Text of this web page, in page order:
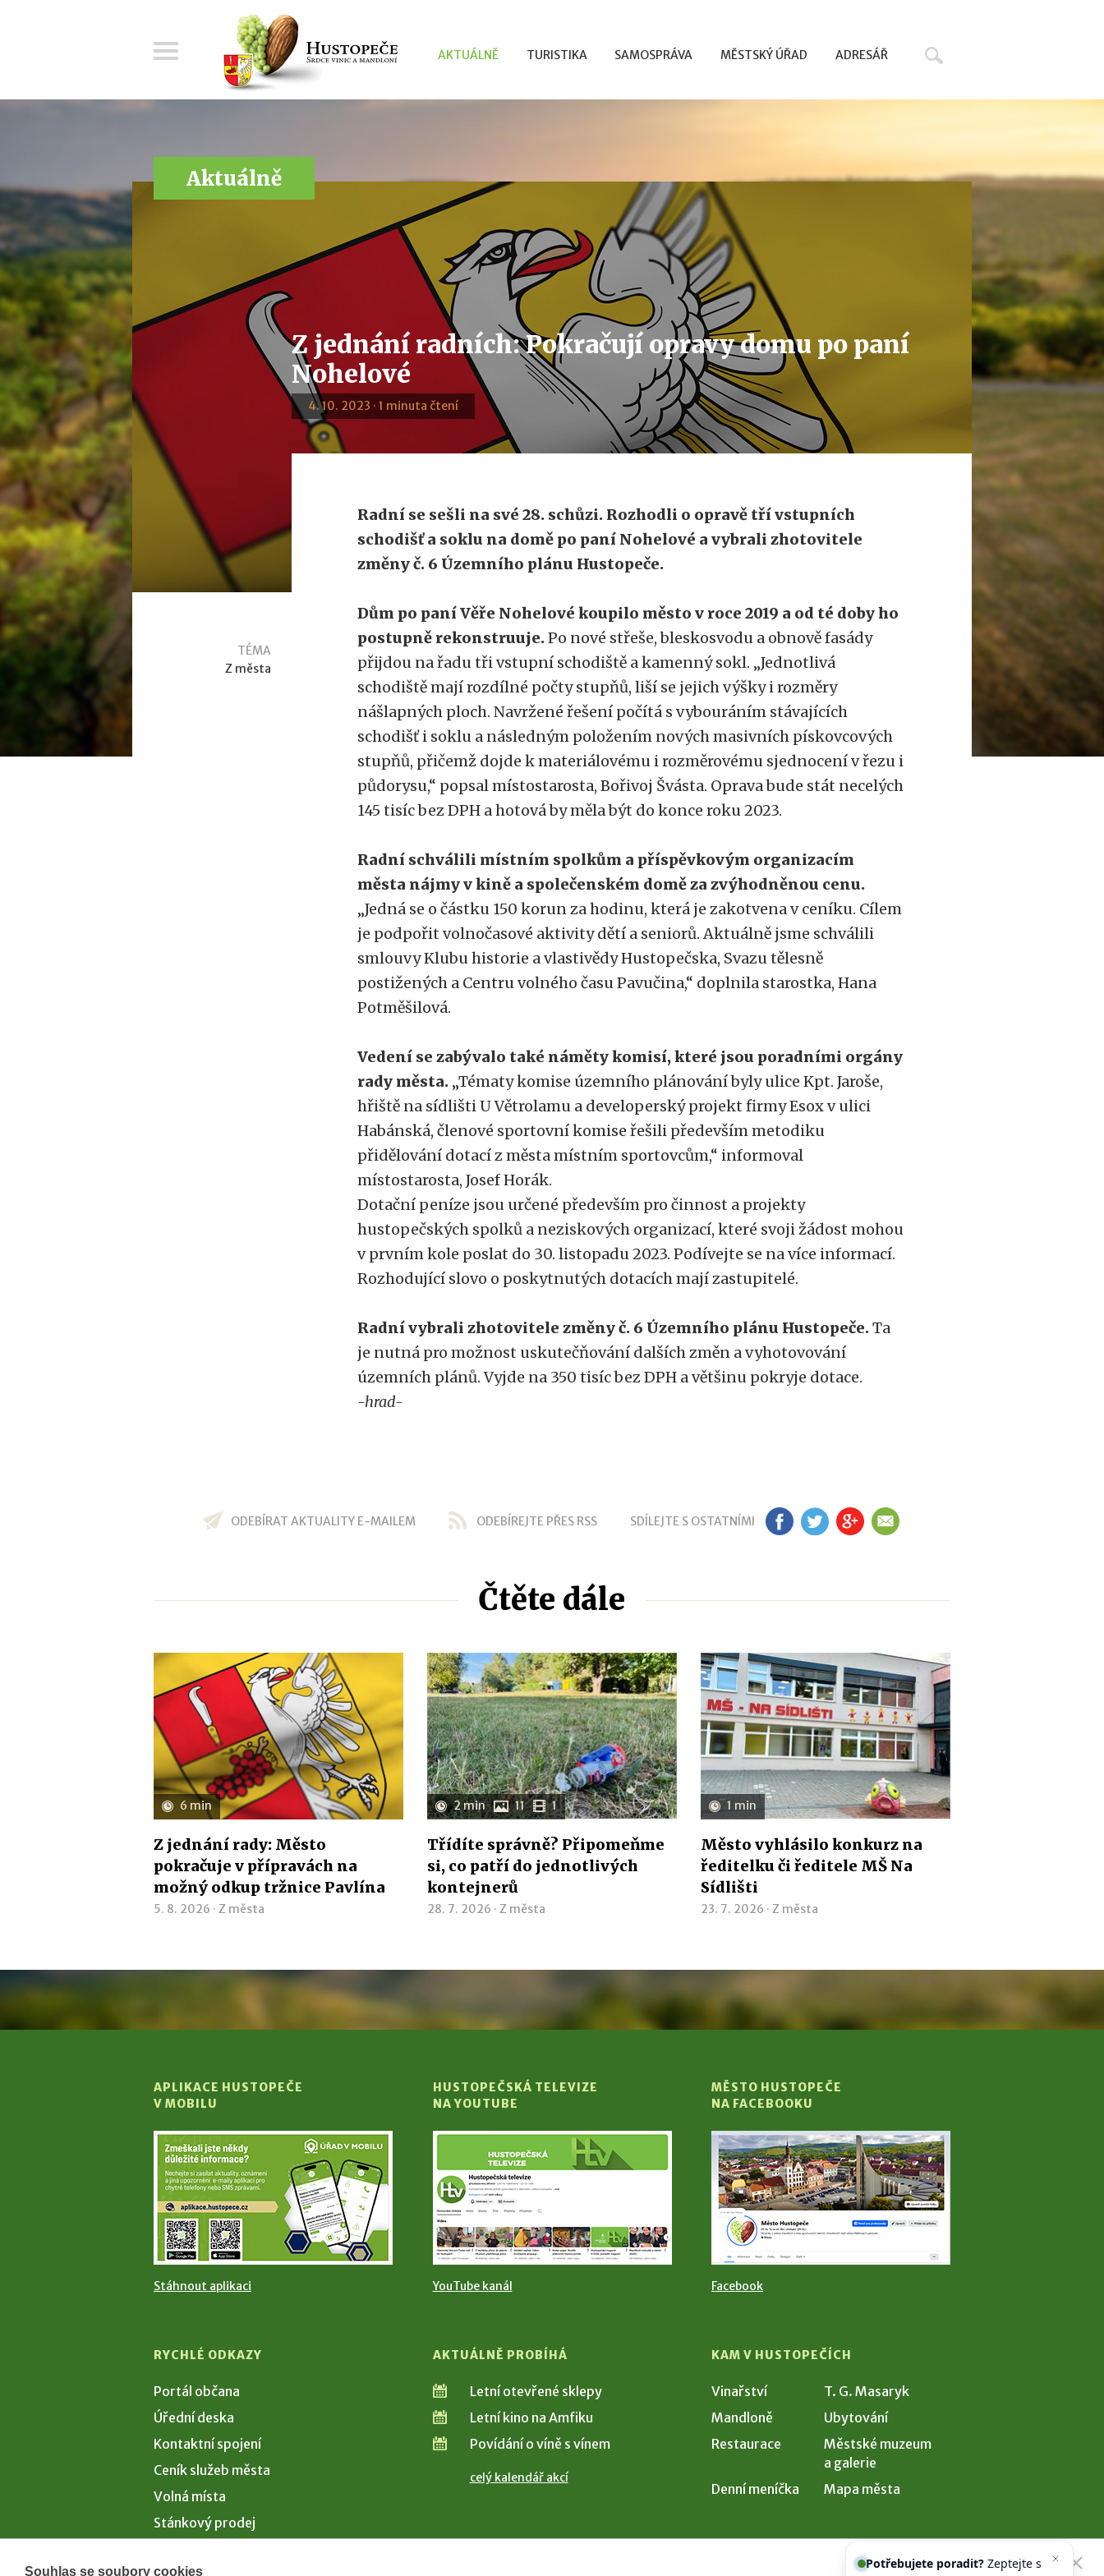
AKTUÁLNĚ TURISTIKA SAMOSPRÁVA MĚSTSKÝ ÚŘAD ADRESÁŘ
Aktuálně
Z jednání radních: Pokračují opravy domu po paní
Nohelové
4. 10. 2023 · 1 minuta čtení
TÉMA
Z města
Radní se sešli na své 28. schůzi. Rozhodli o opravě tří vstupních
schodišť a soklu na domě po paní Nohelové a vybrali zhotovitele
změny č. 6 Územního plánu Hustopeče.
Dům po paní Věře Nohelové koupilo město v roce 2019 a od té doby ho
postupně rekonstruuje.Po nové střeše, bleskosvodu a obnově fasády
přijdou na řadu tři vstupní schodiště a kamenný sokl. „Jednotlivá
schodiště mají rozdílné počty stupňů, liší se jejich výšky i rozměry
nášlapných ploch. Navržené řešení počítá s vybouráním stávajících
schodišť i soklu a následným položením nových masivních pískovcových
stupňů, přičemž dojde k materiálovému i rozměrovému sjednocení v řezu i
půdorysu,“ popsal místostarosta, Bořivoj Švásta. Oprava bude stát necelých
145 tisíc bez DPH a hotová by měla být do konce roku 2023.
Radní schválili místním spolkům a příspěvkovým organizacím
města nájmy v kině a společenském domě za zvýhodněnou cenu.
„Jedná se o částku 150 korun za hodinu, která je zakotvena v ceníku. Cílem
je podpořit volnočasové aktivity dětí a seniorů. Aktuálně jsme schválili
smlouvy Klubu historie a vlastivědy Hustopečska, Svazu tělesně
postižených a Centru volného času Pavučina,“ doplnila starostka, Hana
Potměšilová.
Vedení se zabývalo také náměty komisí, které jsou poradními orgány
rady města. „Tématy komise územního plánování byly ulice Kpt. Jaroše,
hřiště na sídlišti U Větrolamu a developerský projekt firmy Esox v ulici
Habánská, členové sportovní komise řešili především metodiku
přidělování dotací z města místním sportovcům,“ informoval
místostarosta, Josef Horák.
Dotační peníze jsou určené především pro činnost a projekty
hustopečských spolků a neziskových organizací, které svoji žádost mohou
v prvním kole poslat do 30. listopadu 2023. Podívejte se na více informací.
Rozhodující slovo o poskytnutých dotacích mají zastupitelé.
Radní vybrali zhotovitele změny č. 6 Územního plánu Hustopeče.Ta
je nutná pro možnost uskutečňování dalších změn a vyhotovování
územních plánů. Vyjde na 350 tisíc bez DPH a většinu pokryje dotace.
-hrad-
ODEBÍRAT AKTUALITY E-MAILEM ODEBÍREJTE PŘES RSS SDÍLEJTE S OSTATNÍMI FB TW GP EM
Čtěte dále
6 min
Z jednání rady: Město
pokračuje v přípravách na
možný odkup tržnice Pavlína
5. 8. 2026 · Z města
2 min 11 1
Třídíte správně? Připomeňme
si, co patří do jednotlivých
kontejnerů
28. 7. 2026 ·Z města
1 min
Město vyhlásilo konkurz na
ředitelku či ředitele MŠ Na
Sídlišti
23. 7. 2026 ·Z města
APLIKACE HUSTOPEČE
V MOBILU
Stáhnout aplikaci
HUSTOPEČSKÁ TELEVIZE
NA YOUTUBE
YouTube kanál
MĚSTO HUSTOPEČE
NA FACEBOOKU
Facebook
RYCHLÉ ODKAZY
Portál občana
Úřední deska
Kontaktní spojení
Ceník služeb města
Volná místa
Stánkový prodej
AKTUÁLNĚ PROBÍHÁ
Letní otevřené sklepy
Letní kino na Amfiku
Povídání o víně s vínem
celý kalendář akcí
KAM V HUSTOPEČÍCH
Vinařství
T. G. Masaryk
Mandloně
Ubytování
Restaurace
Městské muzeum
a galerie
Denní meníčka
Mapa města
Souhlas se soubory cookies
našeho asistentaChettyho.